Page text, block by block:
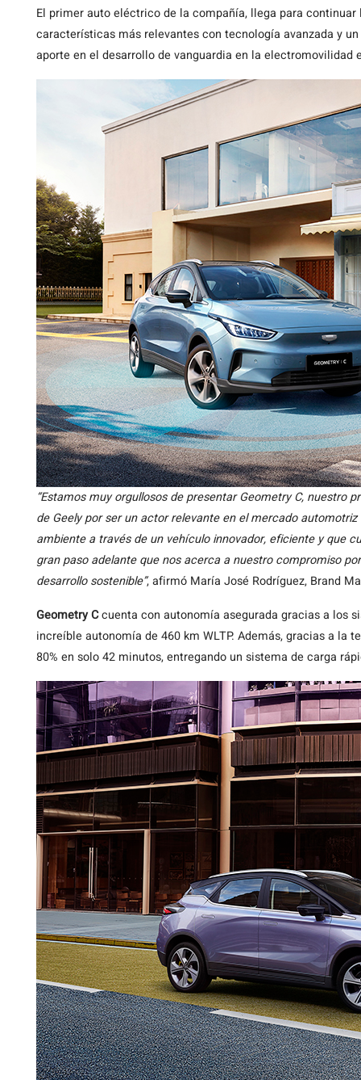
El primer auto eléctrico de la compañía, llega para
características más relevantes con tecnología avanzada y
aporte en el desarrollo de vanguardia en la electromovilidad
“Estamos muy orgullosos de presentar Geometry C, nuestro
de Geely por ser un actor relevante en el mercado
ambiente a través de un vehículo innovador, eficiente y que
gran paso adelante que nos acerca a nuestro compromiso
desarrollo sostenible”, afirmó María José Rodríguez, Brand
Geometry Ccuenta con autonomía asegurada gracias a los
increíble autonomía de 460 km WLTP. Además, gracias a la
80% en solo 42 minutos, entregando un sistema de carga